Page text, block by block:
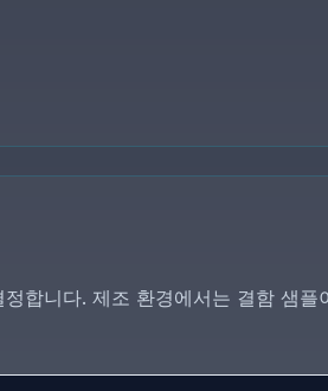
합니다. 제조 환경에서는 결함 샘